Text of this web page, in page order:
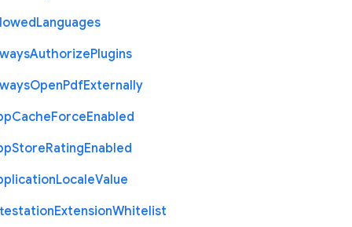
Languages
AuthorizePlugins
OpenPdfExternally
CacheForceEnabled
StoreRatingEnabled
LocaleValue
ExtensionWhitelist